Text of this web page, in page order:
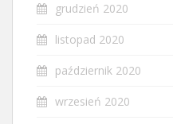
grudzień 2020
listopad 2020
październik 2020
wrzesień 2020